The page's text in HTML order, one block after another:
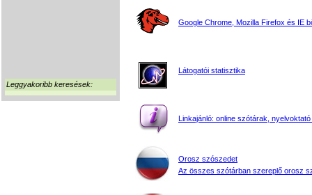
Leggyakoribb keresések:
Google Chrome, Mozilla Firefox és IE
Látogatói statisztika
Linkajánló: online szótárak, nyelvoktató
Orosz szószedet
Az összes szótárban szereplő orosz